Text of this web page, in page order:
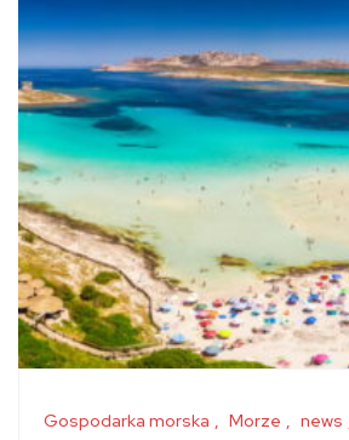
Gospodarka morska Morze news